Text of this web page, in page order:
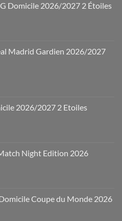
Domicile 2026/2027 2 Étoiles
Madrid Gardien 2026/2027
2026/2027 2 Etoiles
Night Edition 2026
Coupe du Monde 2026